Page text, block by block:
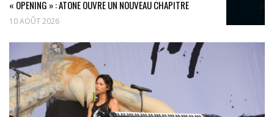
« OPENING » : ATONE OUVRE UN NOUVEAU CHAPITRE
10 AOÛT 2026